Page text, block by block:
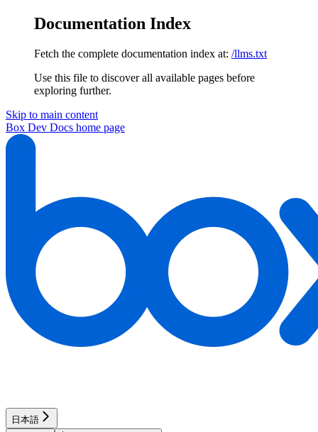
Documentation Index
Fetch the complete documentation index at: /llms.txt
Use this file to discover all available pages before
exploring further.
Skip to main content
Box Dev Docs home page
日本語